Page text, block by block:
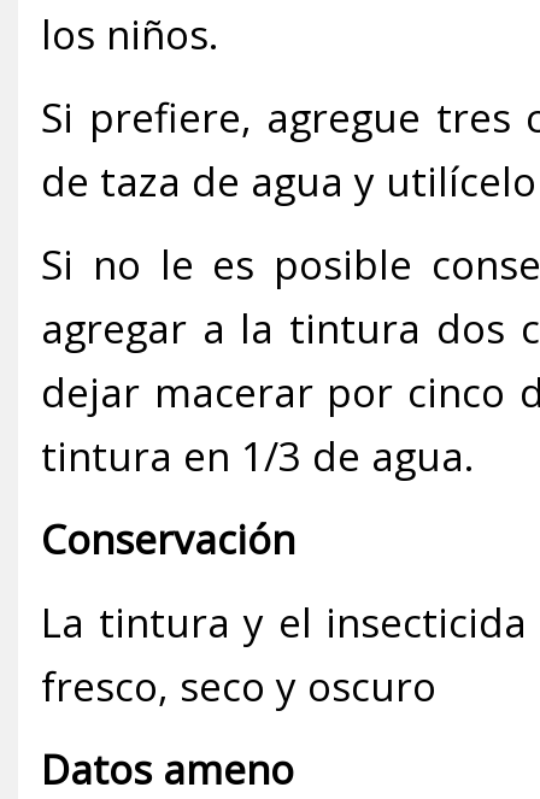
los niños.
Si prefiere, agregue tres
de taza de agua y
Si no le es posible
agregar a la tintura dos
dejar macerar por cinco
tintura en 1/3 de agua.
Conservación
La tintura y el
fresco, seco y oscuro
Datos ameno